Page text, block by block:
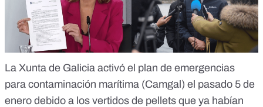
La Xunta de Galicia activó el plan de emergencias
para contaminación marítima (Camgal) el pasado 5 de
enero debido a los vertidos de pellets que ya habían